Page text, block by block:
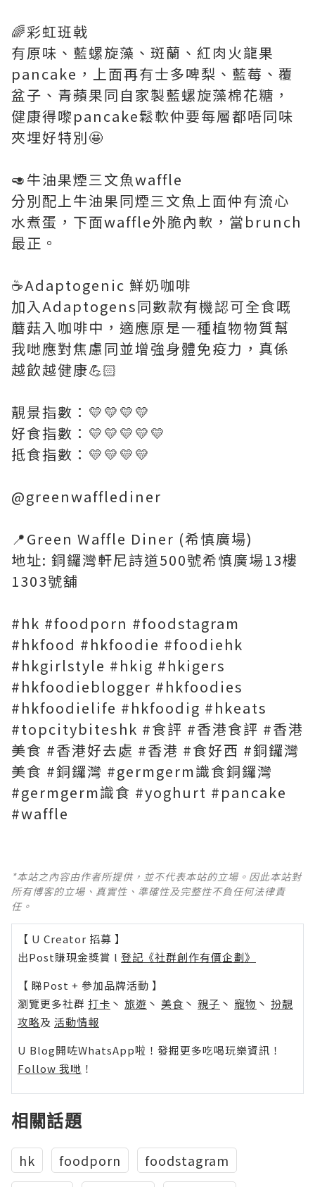
🌈彩虹班戟
有原味、藍螺旋藻、斑蘭、紅肉火龍果
pancake，上面再有士多啤梨、藍莓、覆
盆子、青蘋果同自家製藍螺旋藻棉花糖，
健康得嚟pancake鬆軟仲要每層都唔同味
夾埋好特別🤩
🥑牛油果煙三文魚waffle
分別配上牛油果同煙三文魚上面仲有流心
水煮蛋，下面waffle外脆內軟，當brunch
最正。
☕️Adaptogenic 鮮奶咖啡
加入Adaptogens同數款有機認可全食嘅
蘑菇入咖啡中，適應原是一種植物物質幫
我哋應對焦慮同並增強身體免疫力，真係
越飲越健康💪🏻
靚景指數：💛💛💛💛
好食指數：💛💛💛💛💛
抵食指數：💛💛💛💛
@greenwafflediner
📍Green Waffle Diner (希慎廣場)
地址: 銅鑼灣軒尼詩道500號希慎廣場13樓
1303號舖
#hk #foodporn #foodstagram
#hkfood #hkfoodie #foodiehk
#hkgirlstyle #hkig #hkigers
#hkfoodieblogger #hkfoodies
#hkfoodielife #hkfoodig #hkeats
#topcitybiteshk #食評 #香港食評 #香港
美食 #香港好去處 #香港 #食好西 #銅鑼灣
美食 #銅鑼灣 #germgerm識食銅鑼灣
#germgerm識食 #yoghurt #pancake
#waffle
*本站之內容由作者所提供，並不代表本站的立場。因此本站對
所有博客的立場、真實性、準確性及完整性不負任何法律責
任。
【 U Creator 招募 】
出Post賺現金獎賞 l 登記《社群創作有價企劃》
【 睇Post + 參加品牌活動 】
瀏覽更多社群 打卡 丶 旅遊 丶 美食 丶 親子 丶 寵物 丶 扮靚
攻略及 活動情報
U Blog開咗WhatsApp啦！發掘更多吃喝玩樂資訊！
Follow 我哋 ！
相關話題
hk foodporn
foodstagram